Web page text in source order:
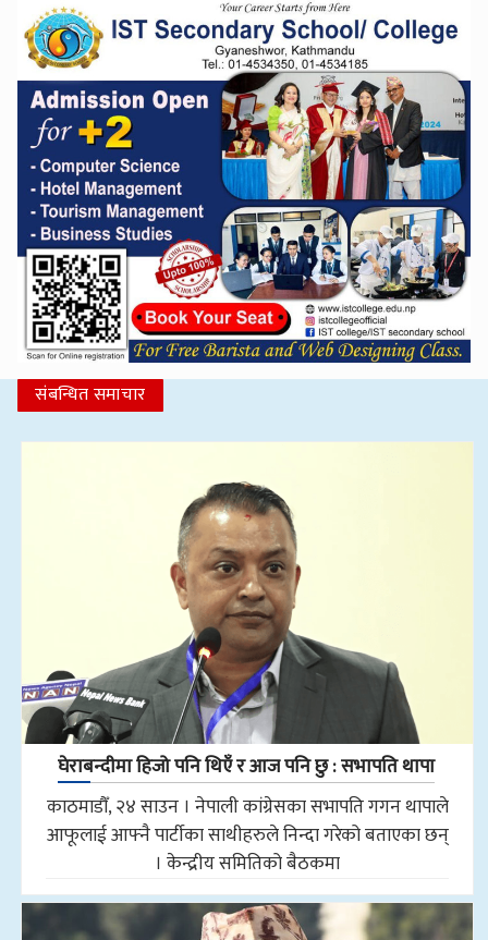
संबन्धित समाचार
घेराबन्दीमा हिजो पनि थिएँ र आज पनि छु : सभापति थापा
काठमाडौँ, २४ साउन । नेपाली कांग्रेसका सभापति गगन थापाले
आफूलाई आफ्नै पार्टीका साथीहरुले निन्दा गरेको बताएका छन्
। केन्द्रीय समितिको बैठकमा